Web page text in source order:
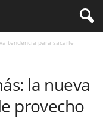
tendencia para sacarle
la nueva
provecho